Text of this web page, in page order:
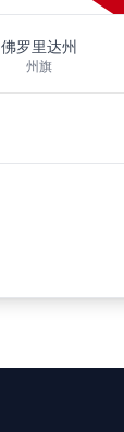
佛罗里达州
州旗